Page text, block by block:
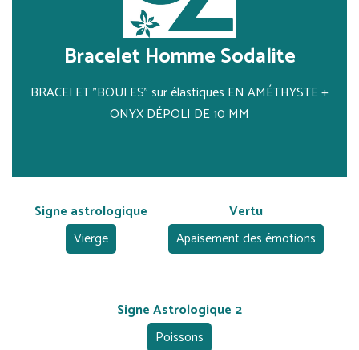
Bracelet Homme Sodalite
BRACELET "BOULES" sur élastiques EN AMÉTHYSTE +
ONYX DÉPOLI DE 10 MM
Signe astrologique
Vierge
Vertu
Apaisement des émotions
Signe Astrologique 2
Poissons